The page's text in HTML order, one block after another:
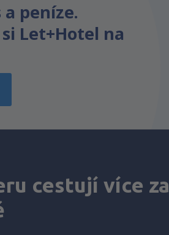
peníze.
Let+Hotel na
cestují více za